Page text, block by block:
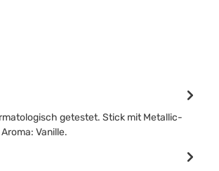
getestet. Stick mit Metallic-
Vanille.